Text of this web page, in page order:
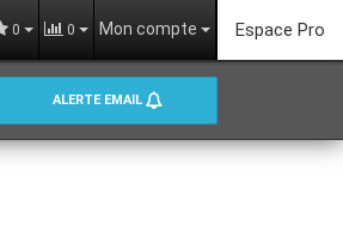
0 0 Mon compte Espace Pro
ALERTE EMAIL